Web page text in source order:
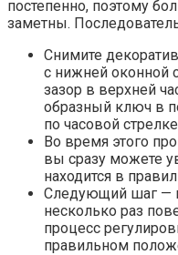
постепенно, поэтому
заметны.
Снимите
с нижней оконной
зазор в верхней
образный ключ в
по часовой
Во время этого
вы сразу можете
находится в
Следующий шаг —
несколько раз
процесс
правильном